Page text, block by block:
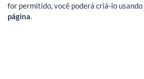
for permitido, você poderá criá-lo
página